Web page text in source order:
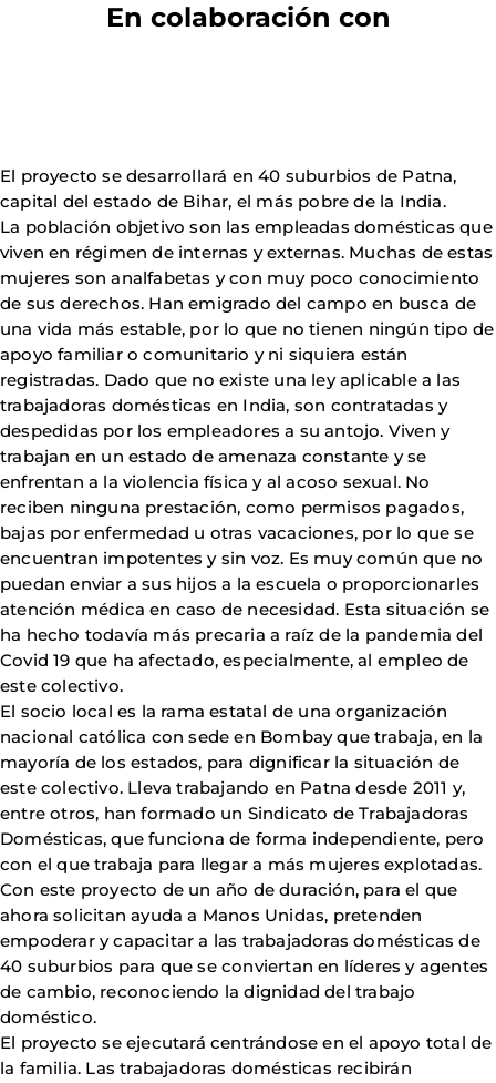
En colaboración con
El proyecto se desarrollará en 40 suburbios de Patna,
capital del estado de Bihar, el más pobre de la India.
La población objetivo son las empleadas domésticas que
viven en régimen de internas y externas. Muchas de estas
mujeres son analfabetas y con muy poco conocimiento
de sus derechos. Han emigrado del campo en busca de
una vida más estable, por lo que no tienen ningún tipo de
apoyo familiar o comunitario y ni siquiera están
registradas. Dado que no existe una ley aplicable a las
trabajadoras domésticas en India, son contratadas y
despedidas por los empleadores a su antojo. Viven y
trabajan en un estado de amenaza constante y se
enfrentan a la violencia física y al acoso sexual. No
reciben ninguna prestación, como permisos pagados,
bajas por enfermedad u otras vacaciones, por lo que se
encuentran impotentes y sin voz. Es muy común que no
puedan enviar a sus hijos a la escuela o proporcionarles
atención médica en caso de necesidad. Esta situación se
ha hecho todavía más precaria a raíz de la pandemia del
Covid 19 que ha afectado, especialmente, al empleo de
este colectivo.
El socio local es la rama estatal de una organización
nacional católica con sede en Bombay que trabaja, en la
mayoría de los estados, para dignificar la situación de
este colectivo. Lleva trabajando en Patna desde 2011 y,
entre otros, han formado un Sindicato de Trabajadoras
Domésticas, que funciona de forma independiente, pero
con el que trabaja para llegar a más mujeres explotadas.
Con este proyecto de un año de duración, para el que
ahora solicitan ayuda a Manos Unidas, pretenden
empoderar y capacitar a las trabajadoras domésticas de
40 suburbios para que se conviertan en líderes y agentes
de cambio, reconociendo la dignidad del trabajo
doméstico.
El proyecto se ejecutará centrándose en el apoyo total de
la familia. Las trabajadoras domésticas recibirán